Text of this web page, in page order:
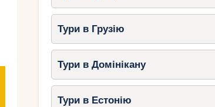
Тури в Грузію
Тури в Домінікану
Тури в Естонію